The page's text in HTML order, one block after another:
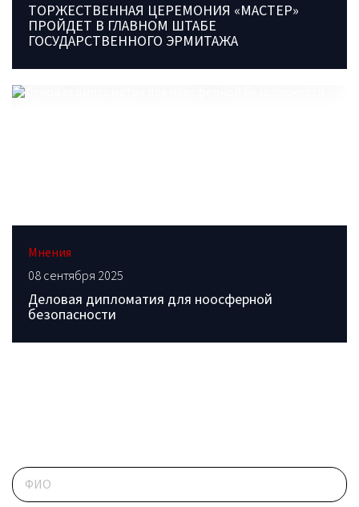
ТОРЖЕСТВЕННАЯ ЦЕРЕМОНИЯ «МАСТЕР»
ПРОЙДЕТ В ГЛАВНОМ ШТАБЕ
ГОСУДАРСТВЕННОГО ЭРМИТАЖА
Мнения
08 сентября 2025
Деловая дипломатия для ноосферной
безопасности